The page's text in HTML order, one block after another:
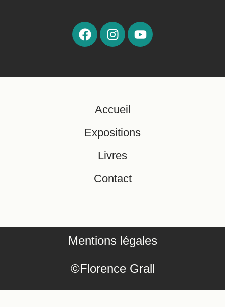
Accueil
Expositions
Livres
Contact
Mentions légales
©Florence Grall